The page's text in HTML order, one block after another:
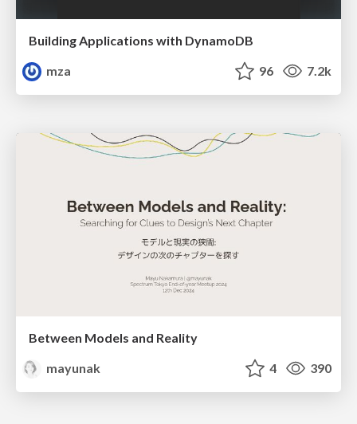
Building Applications with DynamoDB
mza
96 7.2k
Between Models and Reality
mayunak
4 390